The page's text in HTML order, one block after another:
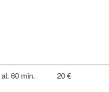
al. 60 min. 20 €